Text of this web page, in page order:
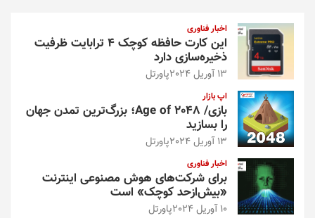
اخبار فناوری
این کارت حافظه کوچک ۴ ترابایت ظرفیت
ذخیره‌سازی دارد
13 آوریل 2024 پاورتل
اپ بازار
بازی/ Age of 2048؛ بزرگ‌ترین تمدن جهان
را بسازید
13 آوریل 2024 پاورتل
اخبار فناوری
برای شرکت‌های هوش مصنوعی اینترنت
«بیش‌از‌حد کوچک» است
10 آوریل 2024 پاورتل